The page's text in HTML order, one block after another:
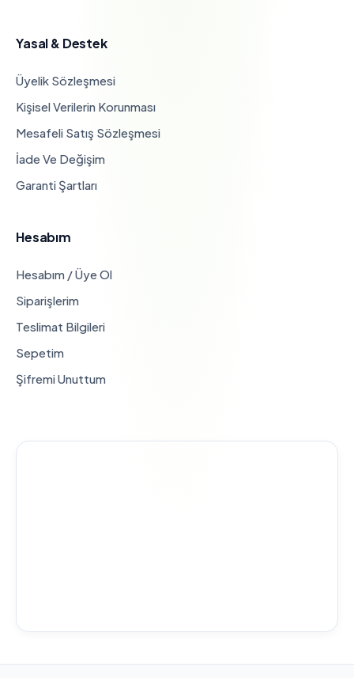
Yasal & Destek
Üyelik Sözleşmesi
Kişisel Verilerin Korunması
Mesafeli Satış Sözleşmesi
İade Ve Değişim
Garanti Şartları
Hesabım
Hesabım / Üye Ol
Siparişlerim
Teslimat Bilgileri
Sepetim
Şifremi Unuttum